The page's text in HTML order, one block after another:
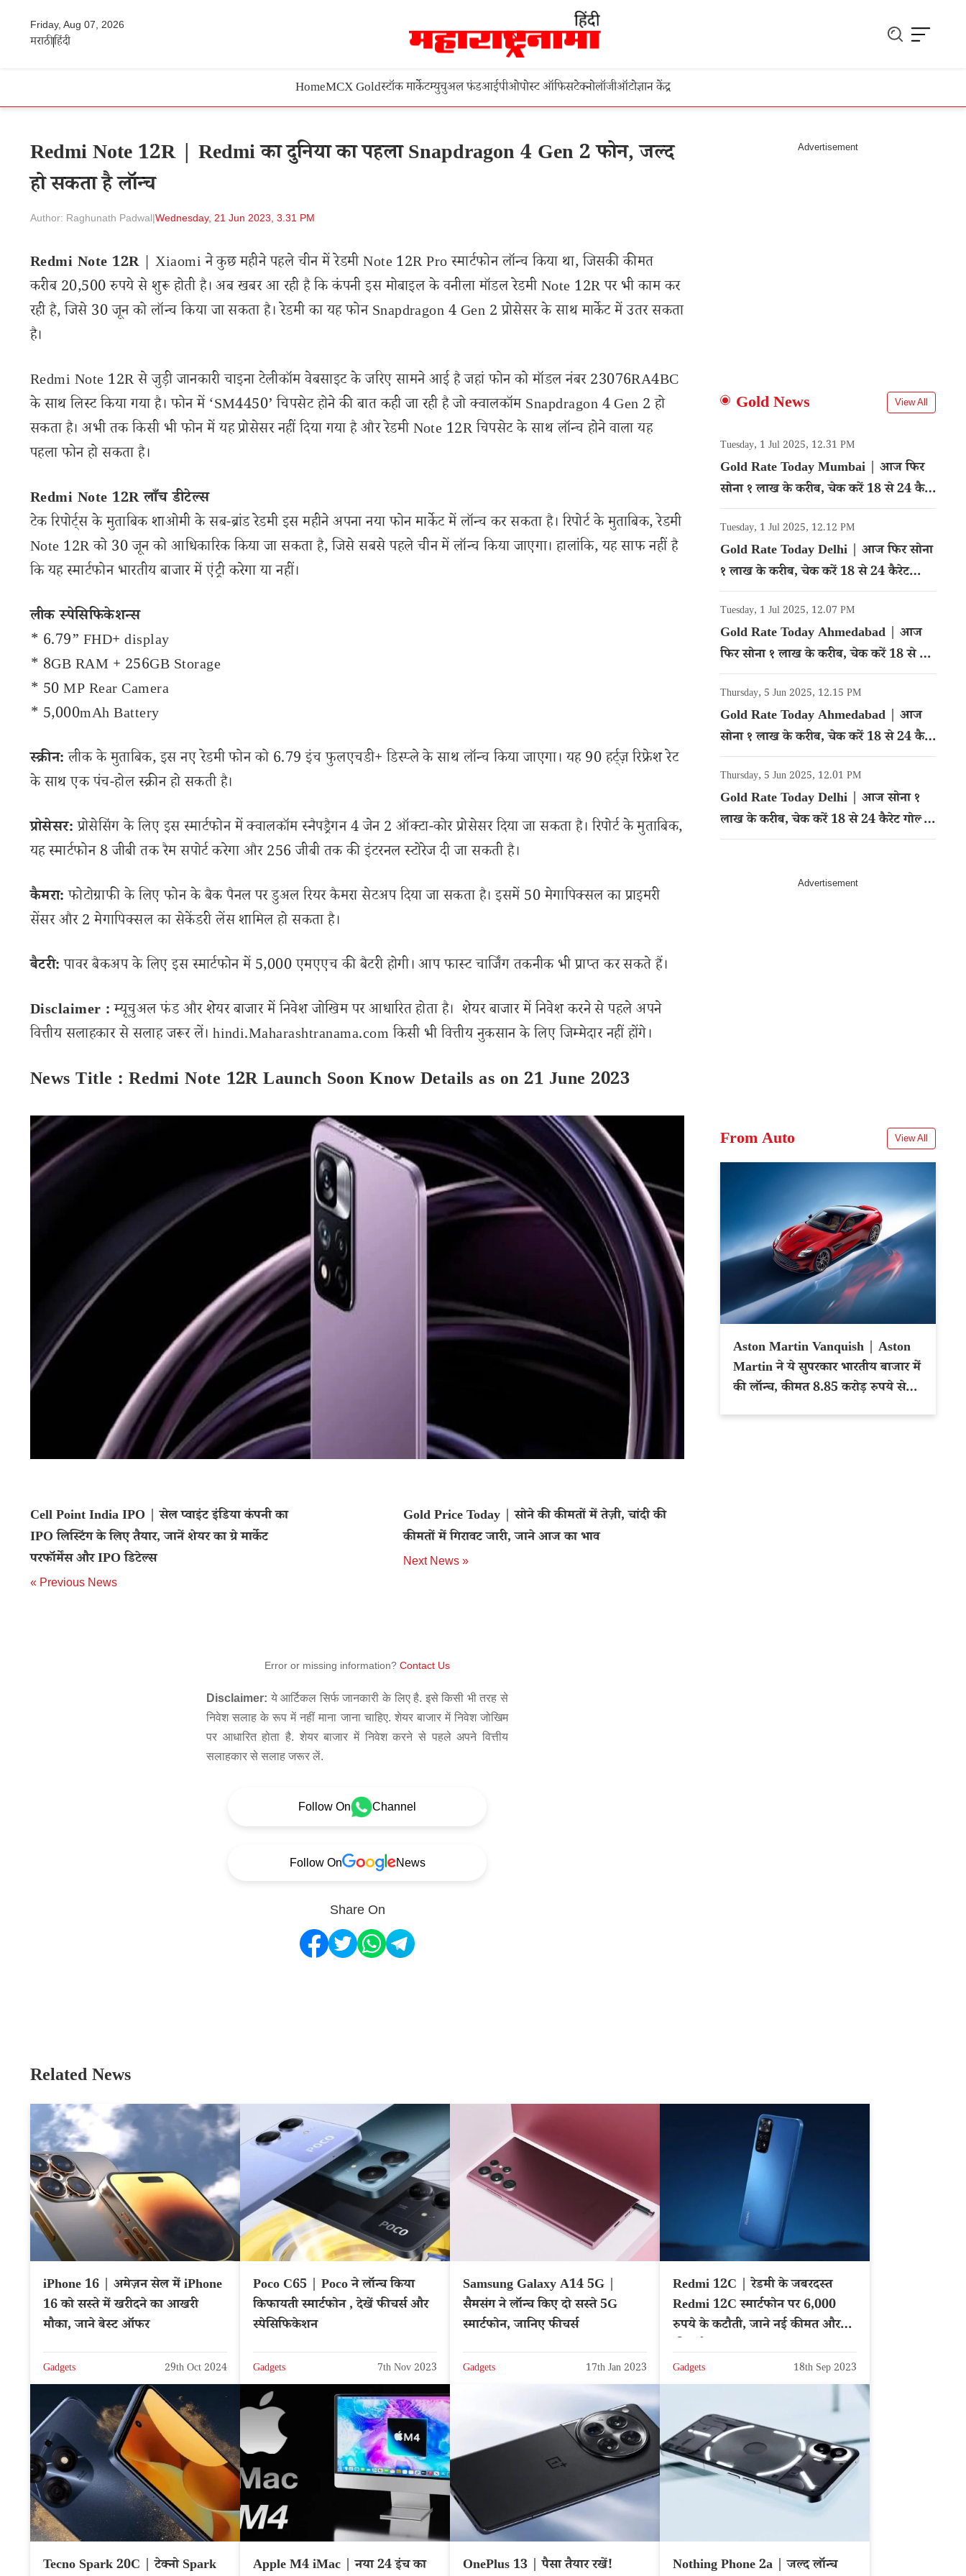
Friday, Aug 07, 2026
मराठीहिंदी
HomeMCX Goldस्टॉक मार्केटम्युचुअल फंडआईपीओपोस्ट ऑफिसटेक्नोलॉजीऑटोज्ञान केंद्र
Redmi Note 12R | Redmi का दुनिया का पहला Snapdragon 4 Gen 2 फोन, जल्द
हो सकता है लॉन्च
Author: Raghunath Padwal|Wednesday, 21 Jun 2023, 3.31 PM
Redmi Note 12R| Xiaomi ने कुछ महीने पहले चीन में रेडमी Note 12R Pro स्मार्टफोन लॉन्च किया था, जिसकी कीमत
करीब 20,500 रुपये से शुरू होती है। अब खबर आ रही है कि कंपनी इस मोबाइल के वनीला मॉडल रेडमी Note 12R पर भी काम कर
रही है, जिसे 30 जून को लॉन्च किया जा सकता है। रेडमी का यह फोन Snapdragon 4 Gen 2 प्रोसेसर के साथ मार्केट में उतर सकता
है।
Redmi Note 12R से जुड़ी जानकारी चाइना टेलीकॉम वेबसाइट के जरिए सामने आई है जहां फोन को मॉडल नंबर 23076RA4BC
के साथ लिस्ट किया गया है। फोन में ‘SM4450’ चिपसेट होने की बात कही जा रही है जो क्वालकॉम Snapdragon 4 Gen 2 हो
सकता है। अभी तक किसी भी फोन में यह प्रोसेसर नहीं दिया गया है और रेडमी Note 12R चिपसेट के साथ लॉन्च होने वाला यह
पहला फोन हो सकता है।
Redmi Note 12R लाँच डीटेल्स
टेक रिपोर्ट्स के मुताबिक शाओमी के सब-ब्रांड रेडमी इस महीने अपना नया फोन मार्केट में लॉन्च कर सकता है। रिपोर्ट के मुताबिक, रेडमी
Note 12R को 30 जून को आधिकारिक किया जा सकता है, जिसे सबसे पहले चीन में लॉन्च किया जाएगा। हालांकि, यह साफ नहीं है
कि यह स्मार्टफोन भारतीय बाजार में एंट्री करेगा या नहीं।
लीक स्पेसिफिकेशन्स
* 6.79” FHD+ display
* 8GB RAM + 256GB Storage
* 50 MP Rear Camera
* 5,000mAh Battery
स्क्रीन:लीक के मुताबिक, इस नए रेडमी फोन को 6.79 इंच फुलएचडी+ डिस्प्ले के साथ लॉन्च किया जाएगा। यह 90 हर्ट्ज़ रिफ्रेश रेट
के साथ एक पंच-होल स्क्रीन हो सकती है।
प्रोसेसर:प्रोसेसिंग के लिए इस स्मार्टफोन में क्वालकॉम स्नैपड्रैगन 4 जेन 2 ऑक्टा-कोर प्रोसेसर दिया जा सकता है। रिपोर्ट के मुताबिक,
यह स्मार्टफोन 8 जीबी तक रैम सपोर्ट करेगा और 256 जीबी तक की इंटरनल स्टोरेज दी जा सकती है।
कैमरा:फोटोग्राफी के लिए फोन के बैक पैनल पर डुअल रियर कैमरा सेटअप दिया जा सकता है। इसमें 50 मेगापिक्सल का प्राइमरी
सेंसर और 2 मेगापिक्सल का सेकेंडरी लेंस शामिल हो सकता है।
बैटरी:पावर बैकअप के लिए इस स्मार्टफोन में 5,000 एमएएच की बैटरी होगी। आप फास्ट चार्जिंग तकनीक भी प्राप्त कर सकते हैं।
Disclaimer :म्यूचुअल फंड और शेयर बाजार में निवेश जोखिम पर आधारित होता है। शेयर बाजार में निवेश करने से पहले अपने
वित्तीय सलाहकार से सलाह जरूर लें। hindi.Maharashtranama.com किसी भी वित्तीय नुकसान के लिए जिम्मेदार नहीं होंगे।
News Title : Redmi Note 12R Launch Soon Know Details as on 21 June 2023
Cell Point India IPO | सेल प्वाइंट इंडिया कंपनी का
IPO लिस्टिंग के लिए तैयार, जानें शेयर का ग्रे मार्केट
परफॉर्मेंस और IPO डिटेल्स
« Previous News
Gold Price Today | सोने की कीमतों में तेज़ी, चांदी की
कीमतों में गिरावट जारी, जाने आज का भाव
Next News »
Error or missing information? Contact Us
Disclaimer: ये आर्टिकल सिर्फ जानकारी के लिए है. इसे किसी भी तरह से
निवेश सलाह के रूप में नहीं माना जाना चाहिए. शेयर बाजार में निवेश जोखिम
पर आधारित होता है. शेयर बाजार में निवेश करने से पहले अपने वित्तीय
सलाहकार से सलाह जरूर लें.
Follow On Channel
Follow On News
Share On
Gold News View All
Tuesday, 1 Jul 2025, 12.31 PM
Gold Rate Today Mumbai | आज फिर
सोना १ लाख के करीब, चेक करें 18 से 24 कैरेट
गोल्ड का रेट
Tuesday, 1 Jul 2025, 12.12 PM
Gold Rate Today Delhi | आज फिर सोना
१ लाख के करीब, चेक करें 18 से 24 कैरेट
गोल्ड का रेट
Tuesday, 1 Jul 2025, 12.07 PM
Gold Rate Today Ahmedabad | आज
फिर सोना १ लाख के करीब, चेक करें 18 से 24
कैरेट गोल्ड का रेट
Thursday, 5 Jun 2025, 12.15 PM
Gold Rate Today Ahmedabad | आज
सोना १ लाख के करीब, चेक करें 18 से 24 कैरेट
गोल्ड का रेट
Thursday, 5 Jun 2025, 12.01 PM
Gold Rate Today Delhi | आज सोना १
लाख के करीब, चेक करें 18 से 24 कैरेट गोल्ड
का रेट
From Auto View All
Aston Martin Vanquish | Aston
Martin ने ये सुपरकार भारतीय बाजार में
की लॉन्च, कीमत 8.85 करोड़ रुपये से
Related News
iPhone 16 | अमेज़न सेल में iPhone
16 को सस्ते में खरीदने का आखरी
मौका, जाने बेस्ट ऑफर
Gadgets 29th Oct 2024
Poco C65 | Poco ने लॉन्च किया
किफायती स्मार्टफोन , देखें फीचर्स और
स्पेसिफिकेशन
Gadgets 7th Nov 2023
Samsung Galaxy A14 5G |
सैमसंग ने लॉन्च किए दो सस्ते 5G
स्मार्टफोन, जानिए फीचर्स
Gadgets 17th Jan 2023
Redmi 12C | रेडमी के जबरदस्त
Redmi 12C स्मार्टफोन पर 6,000
रुपये के कटौती, जाने नई कीमत और
Gadgets 18th Sep 2023
Tecno Spark 20C | टेक्नो Spark Apple M4 iMac | नया 24 इंच का OnePlus 13 | पैसा तैयार रखें! Nothing Phone 2a | जल्द लॉन्च